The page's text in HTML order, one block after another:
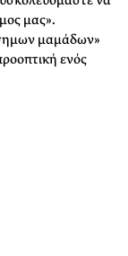
μας».
μαμάδων»
ενός